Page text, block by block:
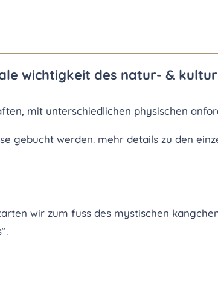
wichtigkeit des natur- &
mit unterschiedlichen physischen
gebucht werden. mehr details zu den
wir zum fuss des mystischen